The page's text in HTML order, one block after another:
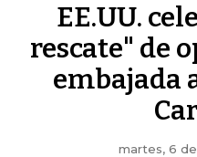
EE.UU.
rescate" de
embajada
martes, 6